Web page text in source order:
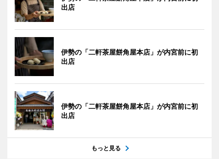
出店
伊勢の「二軒茶屋餅角屋本店」が内宮前に初
出店
伊勢の「二軒茶屋餅角屋本店」が内宮前に初
出店
もっと見る